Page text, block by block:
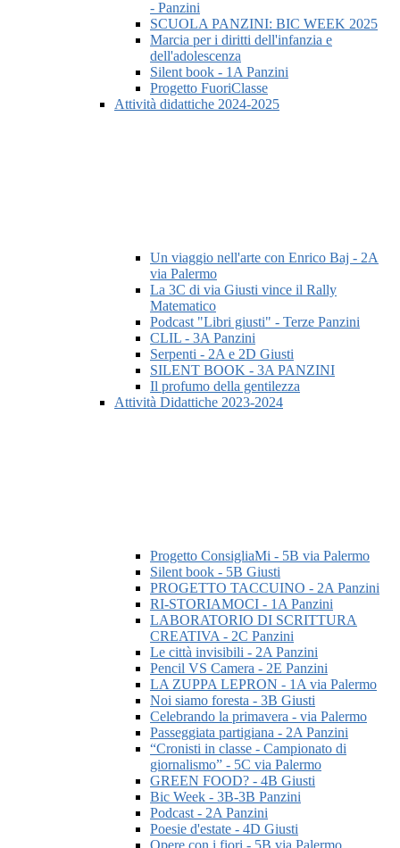
- Panzini
SCUOLA PANZINI: BIC WEEK 2025
Marcia per i diritti dell'infanzia e
dell'adolescenza
Silent book - 1A Panzini
Progetto FuoriClasse
Attività didattiche 2024-2025
Un viaggio nell'arte con Enrico Baj - 2A
via Palermo
La 3C di via Giusti vince il Rally
Matematico
Podcast "Libri giusti" - Terze Panzini
CLIL - 3A Panzini
Serpenti - 2A e 2D Giusti
SILENT BOOK - 3A PANZINI
Il profumo della gentilezza
Attività Didattiche 2023-2024
Progetto ConsigliaMi - 5B via Palermo
Silent book - 5B Giusti
PROGETTO TACCUINO - 2A Panzini
RI-STORIAMOCI - 1A Panzini
LABORATORIO DI SCRITTURA
CREATIVA - 2C Panzini
Le città invisibili - 2A Panzini
Pencil VS Camera - 2E Panzini
LA ZUPPA LEPRON - 1A via Palermo
Noi siamo foresta - 3B Giusti
Celebrando la primavera - via Palermo
Passeggiata partigiana - 2A Panzini
“Cronisti in classe - Campionato di
giornalismo” - 5C via Palermo
GREEN FOOD? - 4B Giusti
Bic Week - 3B-3B Panzini
Podcast - 2A Panzini
Poesie d'estate - 4D Giusti